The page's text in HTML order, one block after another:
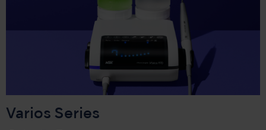
Varios Series